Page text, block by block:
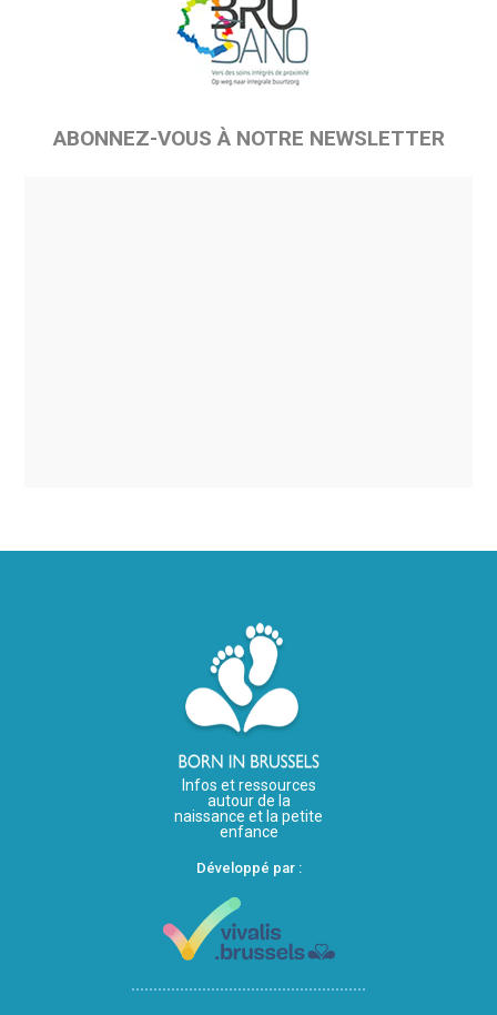
ABONNEZ-VOUS À NOTRE NEWSLETTER
Infos et ressources
autour de la
naissance et la petite
enfance
Développé par :